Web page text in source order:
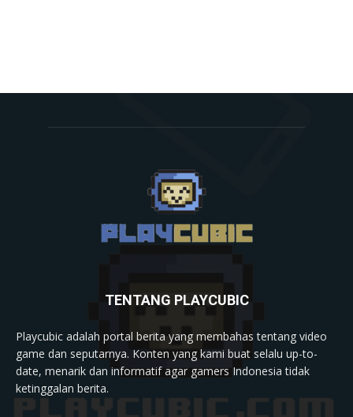
TENTANG PLAYCUBIC
Playcubic adalah portal berita yang membahas tentang video
game dan seputarnya. Konten yang kami buat selalu up-to-
date, menarik dan informatif agar gamers Indonesia tidak
ketinggalan berita.